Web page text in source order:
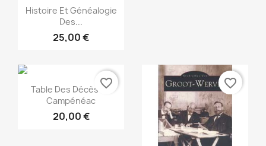
 Snabbvy
Histoire Et Généalogie
Des...
25,00 €
Snabbvy
Table Des Décès De
Campénéac
20,00 €
favorite_border favorite_border